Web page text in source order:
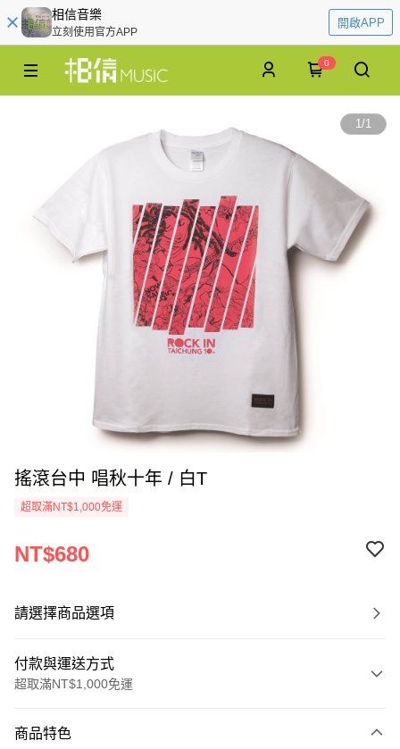
相信音樂
立刻使用官方APP
開啟APP
0
1/1
搖滾台中 唱秋十年 / 白T
超取滿NT$1,000免運
NT$680
請選擇商品選項
付款與運送方式
超取滿NT$1,000免運
信用卡一次付款
商品特色